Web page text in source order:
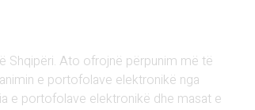
Shqipëri. Ato ofrojnë përpunim më të
e portofolave elektronikë nga
e portofolave elektronikë dhe masat e